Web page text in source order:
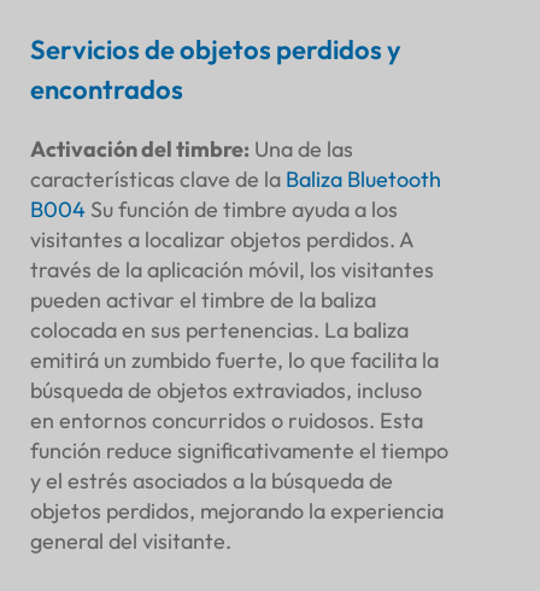
Servicios de objetos perdidos y
encontrados
Activación del timbre: Una de las
características clave de la Baliza Bluetooth
B004 Su función de timbre ayuda a los
visitantes a localizar objetos perdidos. A
través de la aplicación móvil, los visitantes
pueden activar el timbre de la baliza
colocada en sus pertenencias. La baliza
emitirá un zumbido fuerte, lo que facilita la
búsqueda de objetos extraviados, incluso
en entornos concurridos o ruidosos. Esta
función reduce significativamente el tiempo
y el estrés asociados a la búsqueda de
objetos perdidos, mejorando la experiencia
general del visitante.